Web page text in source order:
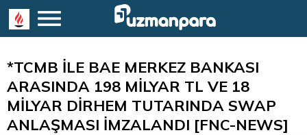
*TCMB İLE BAE MERKEZ BANKASI
ARASINDA 198 MİLYAR TL VE 18
MİLYAR DİRHEM TUTARINDA SWAP
ANLAŞMASI İMZALANDI [FNC-NEWS]